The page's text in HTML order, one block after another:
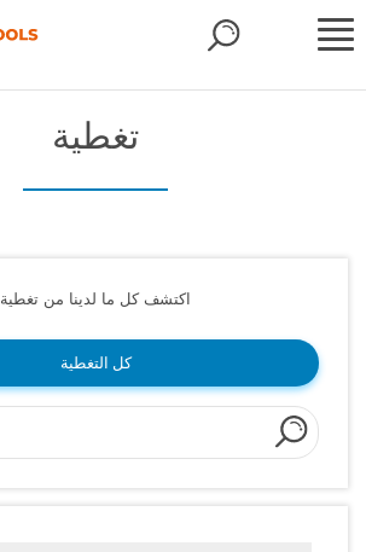
تغطية
اكتشف كل ما لدينا من تغطية
كل التغطية